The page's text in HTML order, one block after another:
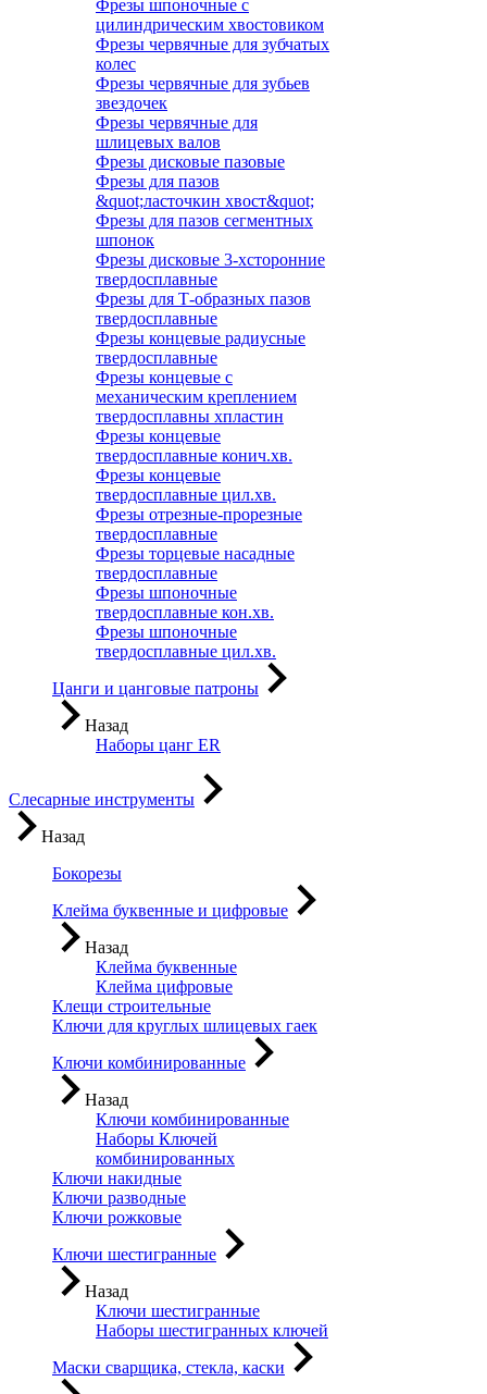
Фрезы шпоночные с
цилиндрическим хвостовиком
Фрезы червячные для зубчатых
колес
Фрезы червячные для зубьев
звездочек
Фрезы червячные для
шлицевых валов
Фрезы дисковые пазовые
Фрезы для пазов
&quot;ласточкин хвост&quot;
Фрезы для пазов сегментных
шпонок
Фрезы дисковые 3-хсторонние
твердосплавные
Фрезы для Т-образных пазов
твердосплавные
Фрезы концевые радиусные
твердосплавные
Фрезы концевые с
механическим креплением
твердосплавны хпластин
Фрезы концевые
твердосплавные конич.хв.
Фрезы концевые
твердосплавные цил.хв.
Фрезы отрезные-прорезные
твердосплавные
Фрезы торцевые насадные
твердосплавные
Фрезы шпоночные
твердосплавные кон.хв.
Фрезы шпоночные
твердосплавные цил.хв.
Цанги и цанговые патроны
Назад
Наборы цанг ER
Слесарные инструменты
Назад
Бокорезы
Клейма буквенные и цифровые
Назад
Клейма буквенные
Клейма цифровые
Клещи строительные
Ключи для круглых шлицевых гаек
Ключи комбинированные
Назад
Ключи комбинированные
Наборы Ключей
комбинированных
Ключи накидные
Ключи разводные
Ключи рожковые
Ключи шестигранные
Назад
Ключи шестигранные
Наборы шестигранных ключей
Маски сварщика, стекла, каски